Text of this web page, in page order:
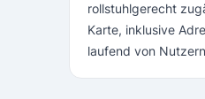
rollstuhlgerecht
Karte, inklusive
laufend von